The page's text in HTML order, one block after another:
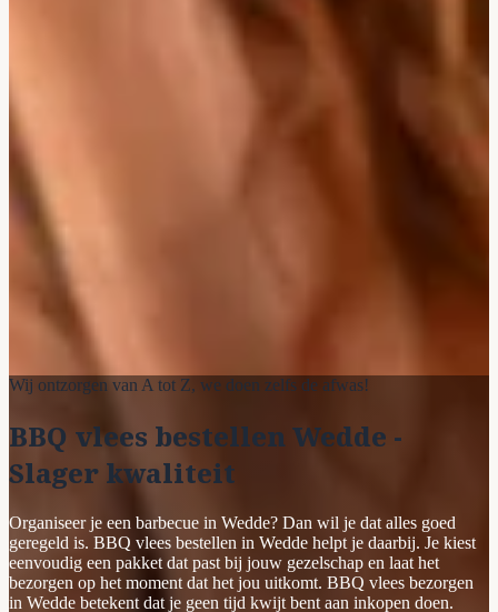
Wij ontzorgen van A tot Z, we doen zelfs de afwas!
BBQ vlees bestellen Wedde -
Slager kwaliteit
Organiseer je een barbecue in Wedde? Dan wil je dat alles goed
geregeld is. BBQ vlees bestellen in Wedde helpt je daarbij. Je kiest
eenvoudig een pakket dat past bij jouw gezelschap en laat het
bezorgen op het moment dat het jou uitkomt. BBQ vlees bezorgen
in Wedde betekent dat je geen tijd kwijt bent aan inkopen doen.